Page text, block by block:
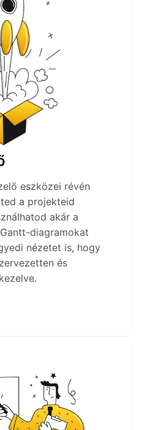
eszközei révén
a projekteid
akár a
diagramokat
nézetet is, hogy
és